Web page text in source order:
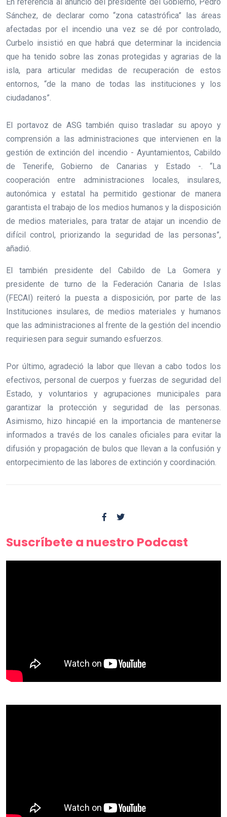
Sánchez, de declarar como “zona catastrófica” las áreas
afectadas por el incendio una vez se dé por controlado,
Curbelo insistió en que habrá que determinar la incidencia
que ha tenido sobre las zonas protegidas y agrarias de la
isla, para articular medidas de recuperación de estos
entornos, “de la mano de todas las instituciones y los
ciudadanos”.
El portavoz de ASG también quiso trasladar su apoyo y
comprensión a las administraciones que intervienen en la
gestión de extinción del incendio - Ayuntamientos, Cabildo
de Tenerife, Gobierno de Canarias y Estado -. “La
cooperación entre administraciones locales, insulares,
autonómica y estatal ha permitido gestionar de manera
garantista el trabajo de los medios humanos y la disposición
de medios materiales, para tratar de atajar un incendio de
difícil control, priorizando la seguridad de las personas”,
añadió.
El también presidente del Cabildo de La Gomera y
presidente de turno de la Federación Canaria de Islas
(FECAI) reiteró la puesta a disposición, por parte de las
Instituciones insulares, de medios materiales y humanos
que las administraciones al frente de la gestión del incendio
requiriesen para seguir sumando esfuerzos.
Por último, agradeció la labor que llevan a cabo todos los
efectivos, personal de cuerpos y fuerzas de seguridad del
Estado, y voluntarios y agrupaciones municipales para
garantizar la protección y seguridad de las personas.
Asimismo, hizo hincapié en la importancia de mantenerse
informados a través de los canales oficiales para evitar la
difusión y propagación de bulos que llevan a la confusión y
entorpecimiento de las labores de extinción y coordinación.
Suscríbete a nuestro Podcast